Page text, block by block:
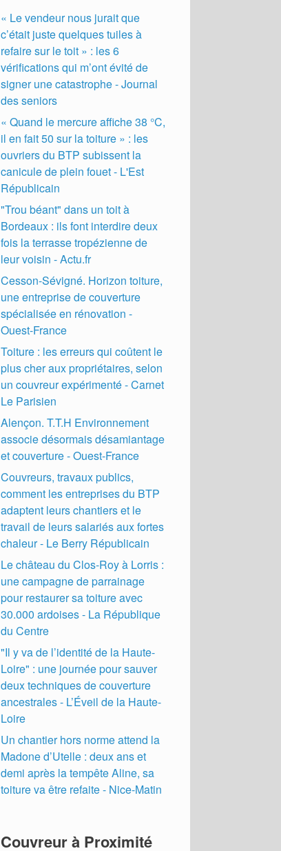
« Le vendeur nous jurait que
c’était juste quelques tuiles à
refaire sur le toit » : les 6
vérifications qui m’ont évité de
signer une catastrophe - Journal
des seniors
« Quand le mercure affiche 38 °C,
il en fait 50 sur la toiture » : les
ouvriers du BTP subissent la
canicule de plein fouet - L'Est
Républicain
"Trou béant" dans un toit à
Bordeaux : ils font interdire deux
fois la terrasse tropézienne de
leur voisin - Actu.fr
Cesson-Sévigné. Horizon toiture,
une entreprise de couverture
spécialisée en rénovation -
Ouest-France
Toiture : les erreurs qui coûtent le
plus cher aux propriétaires, selon
un couvreur expérimenté - Carnet
Le Parisien
Alençon. T.T.H Environnement
associe désormais désamiantage
et couverture - Ouest-France
Couvreurs, travaux publics,
comment les entreprises du BTP
adaptent leurs chantiers et le
travail de leurs salariés aux fortes
chaleur - Le Berry Républicain
Le château du Clos-Roy à Lorris :
une campagne de parrainage
pour restaurer sa toiture avec
30.000 ardoises - La République
du Centre
"Il y va de l’identité de la Haute-
Loire" : une journée pour sauver
deux techniques de couverture
ancestrales - L’Éveil de la Haute-
Loire
Un chantier hors norme attend la
Madone d’Utelle : deux ans et
demi après la tempête Aline, sa
toiture va être refaite - Nice-Matin
Couvreur à Proximité